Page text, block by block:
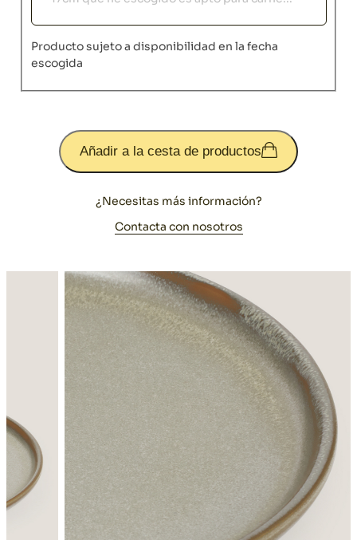
Producto sujeto a disponibilidad en la fecha
escogida
Añadir a la cesta de productos
¿Necesitas más información?
Contacta con nosotros